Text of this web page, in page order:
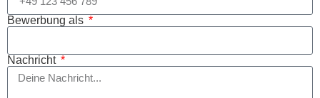
Bewerbung als
Nachricht